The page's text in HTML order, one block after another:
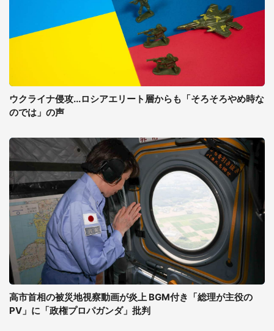
ウクライナ侵攻...ロシアエリート層からも「そろそろやめ時な
のでは」の声
高市首相の被災地視察動画が炎上 BGM付き「総理が主役の
PV」に「政権プロパガンダ」批判